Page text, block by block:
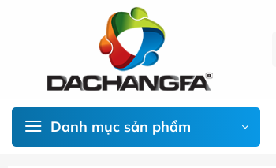
Danh mục sản phẩm